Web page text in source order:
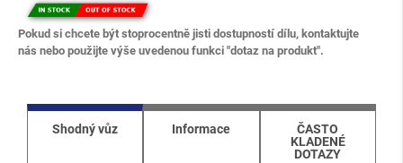
Pokud si chcete být stoprocentně jisti dostupností dílu, kontaktujte
nás nebo použijte výše uvedenou funkci "dotaz na produkt".
Shodný vůz Informace
ČASTO
KLADENÉ
DOTAZY